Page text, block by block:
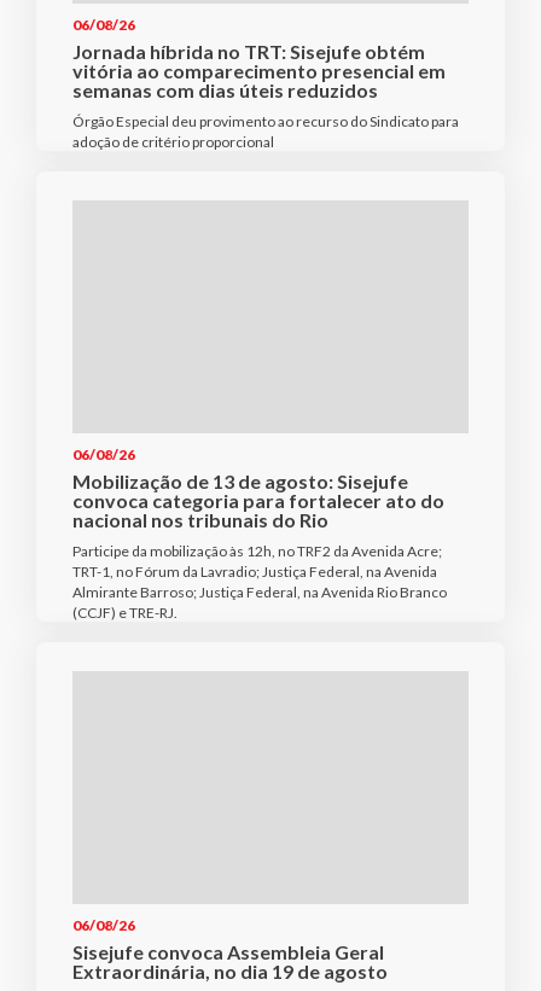
06/08/26
Jornada híbrida no TRT: Sisejufe obtém
vitória ao comparecimento presencial em
semanas com dias úteis reduzidos
Órgão Especial deu provimento ao recurso do Sindicato para
adoção de critério proporcional
06/08/26
Mobilização de 13 de agosto: Sisejufe
convoca categoria para fortalecer ato do
nacional nos tribunais do Rio
Participe da mobilização às 12h, no TRF2 da Avenida Acre;
TRT-1, no Fórum da Lavradio; Justiça Federal, na Avenida
Almirante Barroso; Justiça Federal, na Avenida Rio Branco
(CCJF) e TRE-RJ.
06/08/26
Sisejufe convoca Assembleia Geral
Extraordinária, no dia 19 de agosto